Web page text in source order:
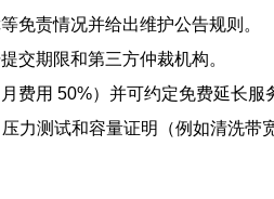
免责情况并给出维护公告规则。
交期限和第三方仲裁机构。
费用 50%）并可约定免费延长服
力测试和容量证明（例如清洗带